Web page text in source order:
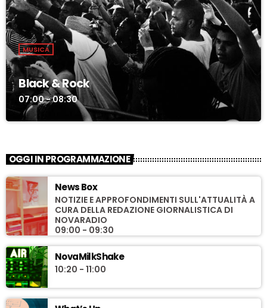
MUSICA
Black & Rock
07:00 - 08:30
OGGI IN PROGRAMMAZIONE
News Box
NOTIZIE E APPROFONDIMENTI SULL'ATTUALITÀ A
CURA DELLA REDAZIONE GIORNALISTICA DI
NOVARADIO
09:00 - 09:30
NovaMilkShake
10:20 - 11:00